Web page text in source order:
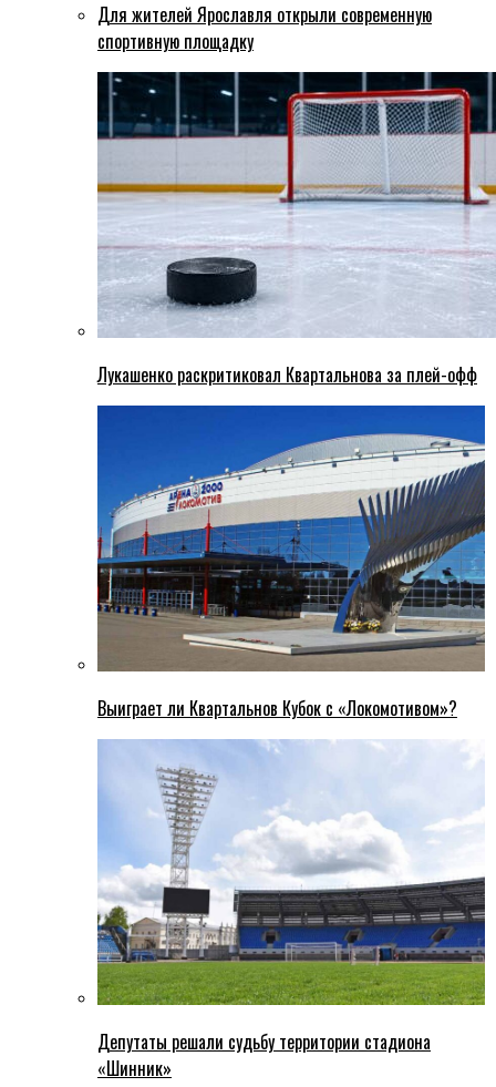
Для жителей Ярославля открыли современную
спортивную площадку
Лукашенко раскритиковал Квартальнова за плей-офф
Выиграет ли Квартальнов Кубок с «Локомотивом»?
Депутаты решали судьбу территории стадиона
«Шинник»